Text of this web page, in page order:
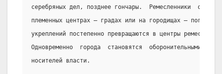
серебряных дел, позднее гончары.  Ремесленники  обычно
племенных центрах — градах или на городищах —
укреплений постепенно превращаются в центры ремесла
Одновременно  города  становятся  оборонительными
носителей власти.